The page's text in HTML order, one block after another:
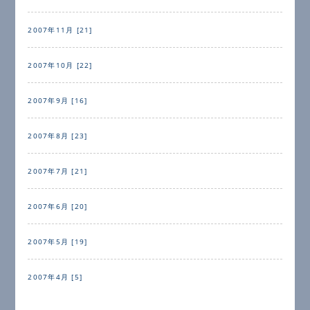
2007年11月 [21]
2007年10月 [22]
2007年9月 [16]
2007年8月 [23]
2007年7月 [21]
2007年6月 [20]
2007年5月 [19]
2007年4月 [5]